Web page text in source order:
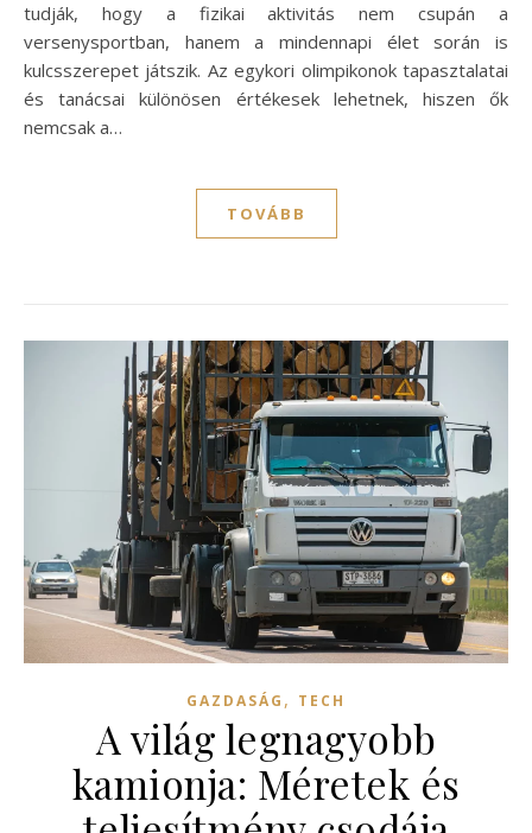
tudják, hogy a fizikai aktivitás nem csupán a
versenysportban, hanem a mindennapi élet során is
kulcsszerepet játszik. Az egykori olimpikonok tapasztalatai
és tanácsai különösen értékesek lehetnek, hiszen ők
nemcsak a…
TOVÁBB
GAZDASÁG , TECH
A világ legnagyobb
kamionja: Méretek és